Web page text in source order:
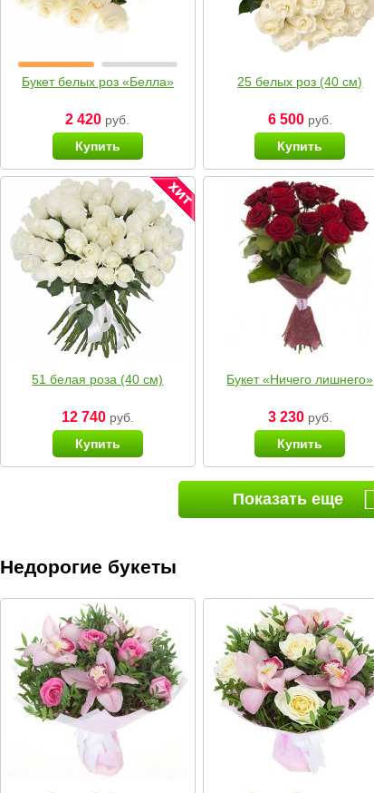
Букет белых роз «Белла»
2 420 руб.
Купить
25 белых роз (40 см)
6 500руб.
Купить
51 белая роза (40 см)
12 740руб.
Купить
Букет «Ничего лишнего»
3 230руб.
Купить
Показать еще
Недорогие букеты